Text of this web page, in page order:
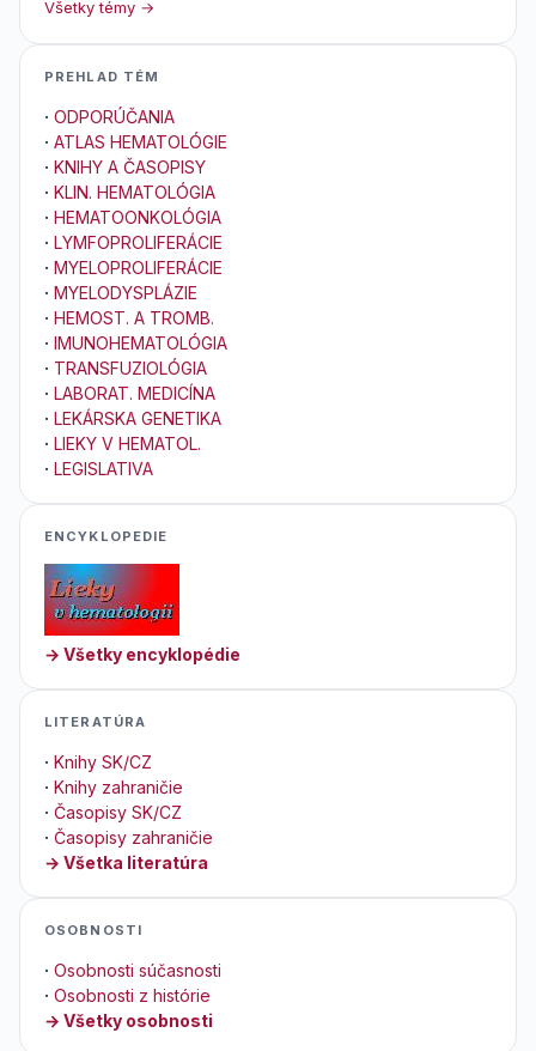
Všetky témy →
PREHLAD TÉM
· ODPORÚČANIA
· ATLAS HEMATOLÓGIE
· KNIHY A ČASOPISY
· KLIN. HEMATOLÓGIA
· HEMATOONKOLÓGIA
· LYMFOPROLIFERÁCIE
· MYELOPROLIFERÁCIE
· MYELODYSPLÁZIE
· HEMOST. A TROMB.
· IMUNOHEMATOLÓGIA
· TRANSFUZIOLÓGIA
· LABORAT. MEDICÍNA
· LEKÁRSKA GENETIKA
· LIEKY V HEMATOL.
· LEGISLATIVA
ENCYKLOPEDIE
→ Všetky encyklopédie
LITERATÚRA
· Knihy SK/CZ
· Knihy zahraničie
· Časopisy SK/CZ
· Časopisy zahraničie
→ Všetka literatúra
OSOBNOSTI
· Osobnosti súčasnosti
· Osobnosti z histórie
→ Všetky osobnosti